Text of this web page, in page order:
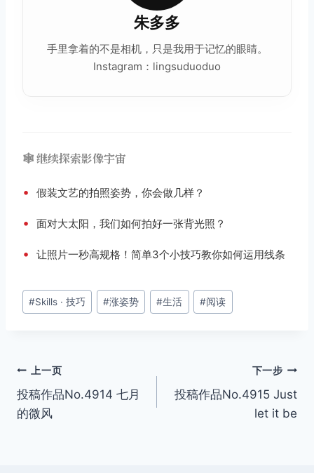
朱多多
手里拿着的不是相机，只是我用于记忆的眼睛。
Instagram：lingsuduoduo
🕸️ 继续探索影像宇宙
• 假装文艺的拍照姿势，你会做几样？
• 面对大太阳，我们如何拍好一张背光照？
• 让照片一秒高规格！简单3个小技巧教你如何运用线条
文
章
#Skills · 技巧 #涨姿势 #生活 #阅读
文
章
上一页
投稿作品No.4914 七月
的微风
下一步
投稿作品No.4915 Just
let it be